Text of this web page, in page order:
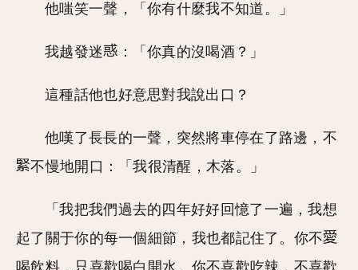
他嗤笑一聲，「你有什麼我不知道。」
我越發迷 ：「你真的沒喝酒？」
這種話他也好意思對我說出口？
他嘆了長長的一聲，突然將車停在了路邊，不
不慢地開口：「我很清醒，木落。」
「我把我們過去的四年好好回憶了一遍，我想
起了關于你的每一個細節，我也都記住了。你不
喝飲料，只喜歡喝白開水。你不喜歡吃辣，不喜歡